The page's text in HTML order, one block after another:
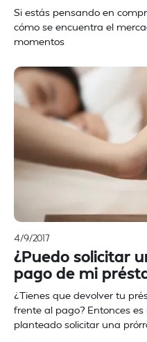
Si estás pensando en
cómo se encuentra el
momentos
4/9/2017
¿Puedo solicitar
pago de mi
¿Tienes que devolver tu
frente al pago? Entonces
planteado solicitar una